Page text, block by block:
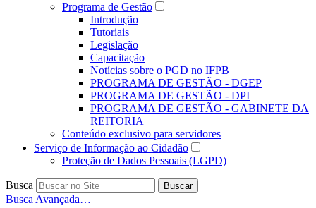
Programa de Gestão
Introdução
Tutoriais
Legislação
Capacitação
Notícias sobre o PGD no IFPB
PROGRAMA DE GESTÃO - DGEP
PROGRAMA DE GESTÃO - DPI
PROGRAMA DE GESTÃO - GABINETE DA
REITORIA
Conteúdo exclusivo para servidores
Serviço de Informação ao Cidadão
Proteção de Dados Pessoais (LGPD)
Busca Buscar
Busca Avançada…